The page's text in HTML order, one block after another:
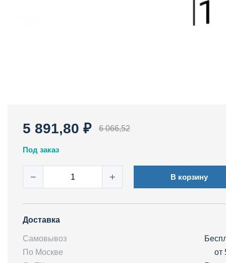
5 891,80 ₽ 6 066,52
Под заказ
− + В корзину
Доставка
Самовывоз
По Москве
от